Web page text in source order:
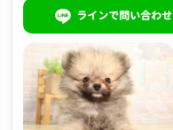
ラインで問い合わせ